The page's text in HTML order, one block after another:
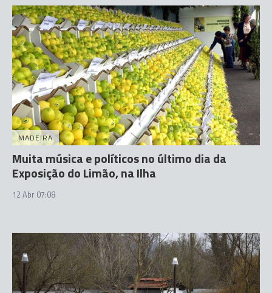
MADEIRA
Muita música e políticos no último dia da
Exposição do Limão, na Ilha
12 Abr 07:08